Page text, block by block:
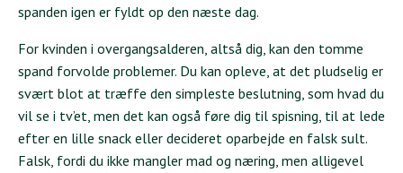
spanden igen er fyldt op den næste dag.
For kvinden i overgangsalderen, altså dig, kan den tomme
spand forvolde problemer. Du kan opleve, at det pludselig er
svært blot at træffe den simpleste beslutning, som hvad du
vil se i tv’et, men det kan også føre dig til spisning, til at lede
efter en lille snack eller decideret oparbejde en falsk sult.
Falsk, fordi du ikke mangler mad og næring, men alligevel